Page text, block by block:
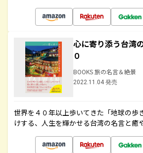
心に寄り添う台湾
０
BOOKS 旅の名言＆絶景
2022.11.04 発売
世界を４０年以上歩いてきた「地球の歩
けする、人生を輝かせる台湾の名言と癒